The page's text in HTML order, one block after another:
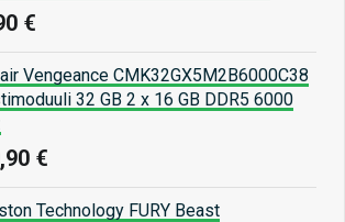
€
Vengeance CMK32GX5M2B6000C38
32 GB 2 x 16 GB DDR5 6000
€
Technology FURY Beast